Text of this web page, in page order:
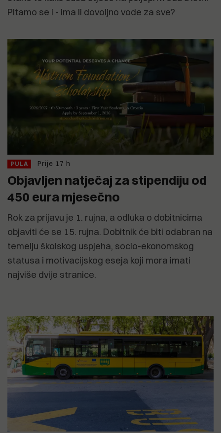
PItamo se i - ima li dovoljno vode za sve?
PULA Prije 17 h
Objavljen natječaj za stipendiju od
450 eura mjesečno
Rok za prijavu je 1. rujna, a odluka o dobitnicima
objaviti će se 15. rujna. Dobitnik će biti odabran na
temelju školskog uspjeha, socio-ekonomskog
statusa i motivacijskog eseja koji mora imati
najviše dvije stranice.